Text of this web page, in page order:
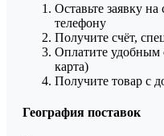
Оставьте заявку
телефону
Получите счёт,
Оплатите удобным
карта)
Получите товар с
География поставок